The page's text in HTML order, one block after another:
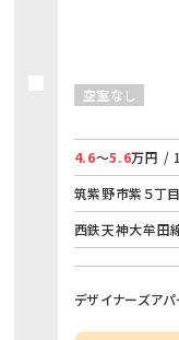
空室なし
4.6～5.6万円 /
筑紫野市紫５丁
西鉄天神大牟田
デザイナーズアパ